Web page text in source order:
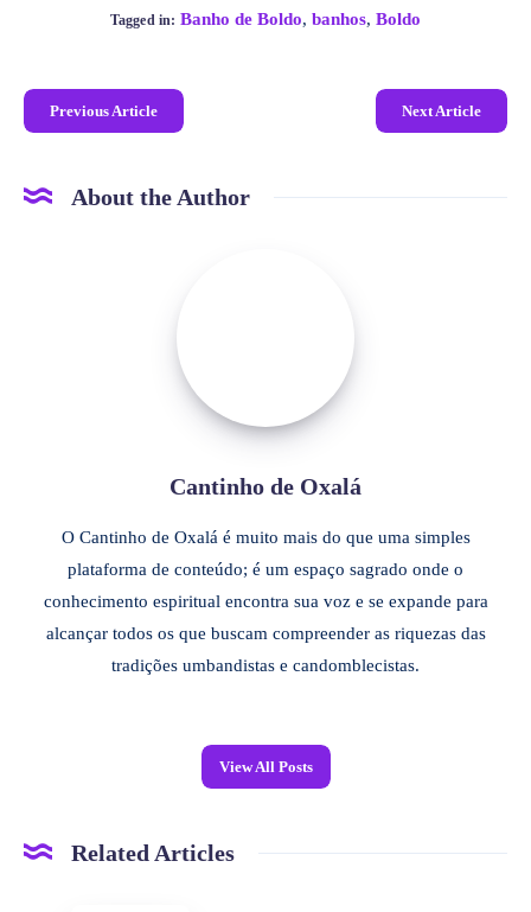
Tagged in: Banho de Boldo,banhos,Boldo
Previous Article Next Article
About the Author
Cantinho de Oxalá
O Cantinho de Oxalá é muito mais do que uma simples
plataforma de conteúdo; é um espaço sagrado onde o
conhecimento espiritual encontra sua voz e se expande para
alcançar todos os que buscam compreender as riquezas das
tradições umbandistas e candomblecistas.
View All Posts
Related Articles